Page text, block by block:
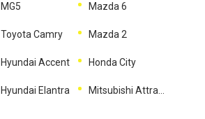
MG5 Mazda 6
Toyota Camry Mazda 2
Hyundai Accent Honda City
Hyundai Elantra